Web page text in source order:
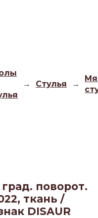
→ Стулья →
поворот.
ткань /
DISAUR